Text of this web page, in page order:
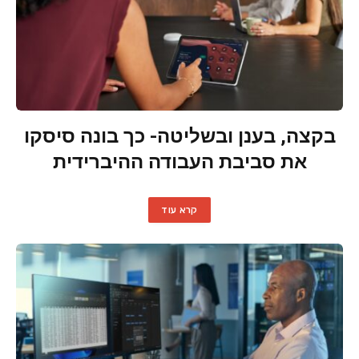
בקצה, בענן ובשליטה- כך בונה סיסקו
את סביבת העבודה ההיברידית
קרא עוד